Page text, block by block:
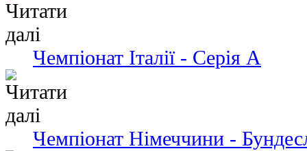
Чемпіонат Італії - Серія А
Чемпіонат Німеччини -